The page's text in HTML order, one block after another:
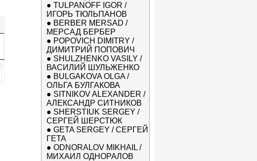
● TULPANOFF IGOR /
ИГОРЬ ТЮЛЬПАНОВ
● BERBER MERSAD /
МЕРСАД БЕРБЕР
● POPOVICH DIMITRY /
ДИМИТРИЙ ПОПОВИЧ
● SHULZHENKO VASILY /
ВАСИЛИЙ ШУЛЬЖЕНКО
● BULGAKOVA OLGA /
ОЛЬГА БУЛГАКОВА
● SITNIKOV ALEXANDER /
АЛЕКСАНДР СИТНИКОВ
● SHERSTIUK SERGEY /
СЕРГЕЙ ШЕРСТЮК
● GETA SERGEY / СЕРГЕЙ
ГЕТА
● ODNORALOV MIKHAIL /
МИХАИЛ ОДНОРАЛОВ